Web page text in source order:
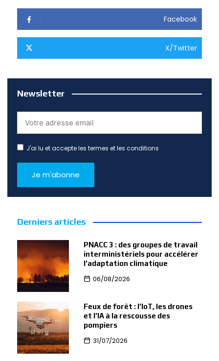
Facebook
X/Twitter
Newsletter
J'ai lu et accepte les termes et les conditions
Derniers articles
PNACC 3 : des groupes de travail
interministériels pour accélérer
l’adaptation climatique
06/08/2026
Feux de forêt : l’IoT, les drones
et l’IA à la rescousse des
pompiers
31/07/2026